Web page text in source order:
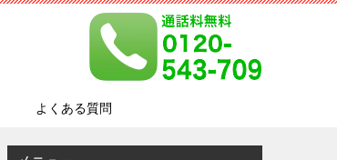
よくある質問